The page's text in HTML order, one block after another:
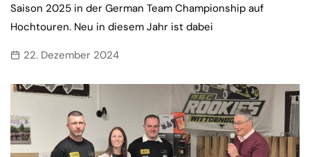
Saison 2025 in der German Team Championship auf
Hochtouren. Neu in diesem Jahr ist dabei
22. Dezember 2024